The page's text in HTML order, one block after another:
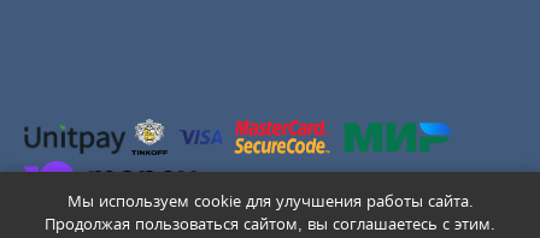
© ОпенТрейд Коммерс, 2011 — 2020
Мы используем cookie для улучшения работы сайта.
Продолжая пользоваться сайтом, вы соглашаетесь с этим.